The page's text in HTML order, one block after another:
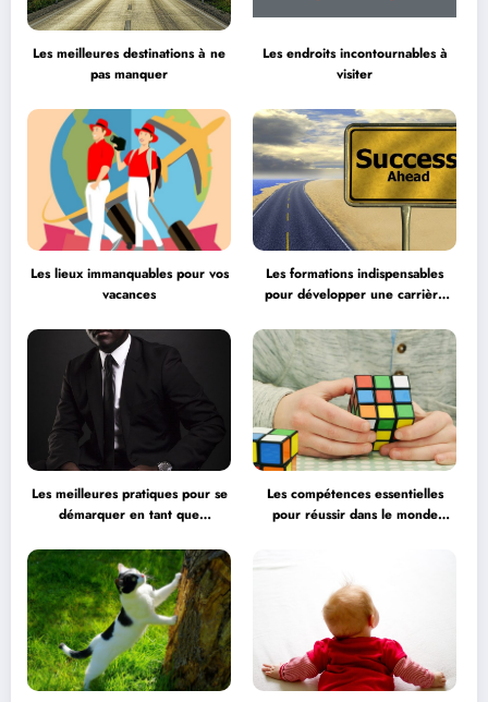
Les meilleures destinations à ne
pas manquer
Les endroits incontournables à
visiter
Les lieux immanquables pour vos
vacances
Les formations indispensables
pour développer une carrière
Les meilleures pratiques pour se
démarquer en tant que
Les compétences essentielles
pour réussir dans le monde